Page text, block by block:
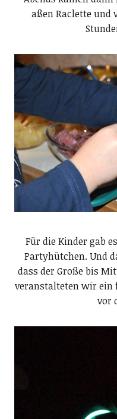
aßen Raclette und
Für die Kinder gab
Partyhütchen. Und
dass der Große bis
veranstalteten wir ein
vor